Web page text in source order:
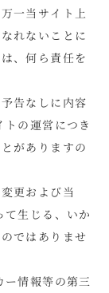
一当サイト上
れないことに
、何ら責任を
告なしに内容
の運営につき
がありますの
更および当
生じる、いか
ではありませ
情報等の第三